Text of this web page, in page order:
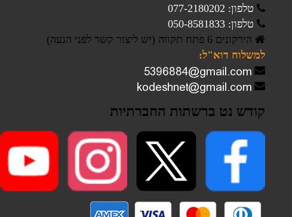
טלפון: 077-2180202
טלפון: 050-8581833
הירקונים 6 פתח תקווה (יש ליצור קשר לפני הגעה)
למשלוח דוא"ל:
קודש נט ברשתות החברתיות